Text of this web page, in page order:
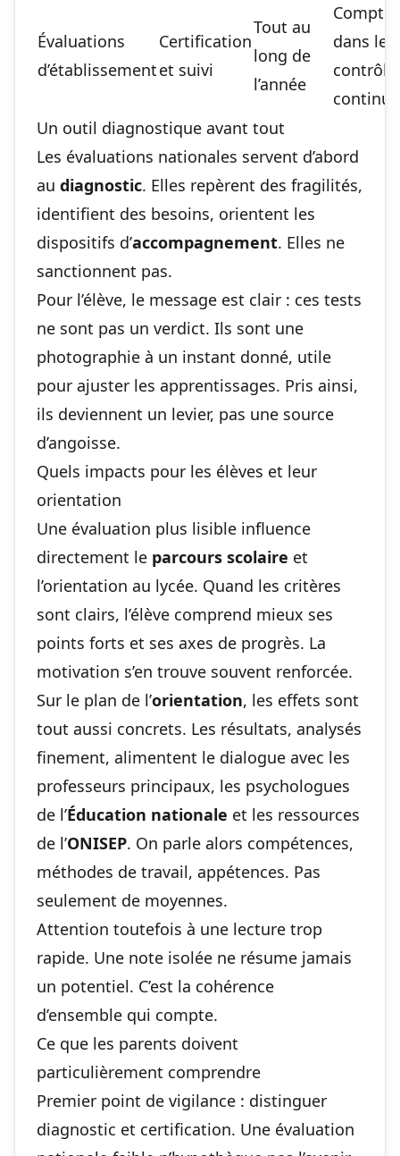
Évaluations
d’établissement
Certification
et suivi
Tout au
long de
l’année
dans le
contrôle
continu
Un outil diagnostique avant tout
Les évaluations nationales servent d’abord
au diagnostic. Elles repèrent des fragilités,
identifient des besoins, orientent les
dispositifs d’accompagnement. Elles ne
sanctionnent pas.
Pour l’élève, le message est clair : ces tests
ne sont pas un verdict. Ils sont une
photographie à un instant donné, utile
pour ajuster les apprentissages. Pris ainsi,
ils deviennent un levier, pas une source
d’angoisse.
Quels impacts pour les élèves et leur
orientation
Une évaluation plus lisible influence
directement le parcours scolaire et
l’orientation au lycée. Quand les critères
sont clairs, l’élève comprend mieux ses
points forts et ses axes de progrès. La
motivation s’en trouve souvent renforcée.
Sur le plan de l’orientation, les effets sont
tout aussi concrets. Les résultats, analysés
finement, alimentent le dialogue avec les
professeurs principaux, les psychologues
de l’Éducation nationale et les ressources
de l’ONISEP. On parle alors compétences,
méthodes de travail, appétences. Pas
seulement de moyennes.
Attention toutefois à une lecture trop
rapide. Une note isolée ne résume jamais
un potentiel. C’est la cohérence
d’ensemble qui compte.
Ce que les parents doivent
particulièrement comprendre
Premier point de vigilance : distinguer
diagnostic et certification. Une évaluation